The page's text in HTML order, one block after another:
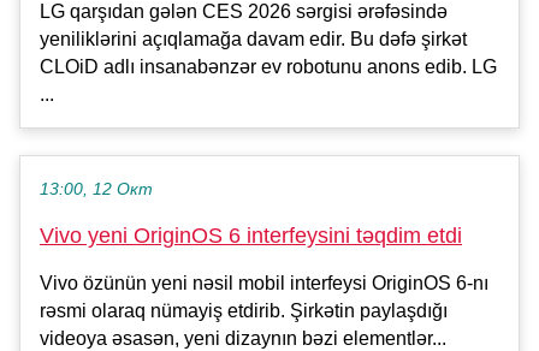
LG qarşıdan gələn CES 2026 sərgisi ərəfəsində
yeniliklərini açıqlamağa davam edir. Bu dəfə şirkət
CLOiD adlı insanabənzər ev robotunu anons edib. LG
...
13:00, 12 Окт
Vivo yeni OriginOS 6 interfeysini təqdim etdi
Vivo özünün yeni nəsil mobil interfeysi OriginOS 6-nı
rəsmi olaraq nümayiş etdirib. Şirkətin paylaşdığı
videoya əsasən, yeni dizaynın bəzi elementlər...